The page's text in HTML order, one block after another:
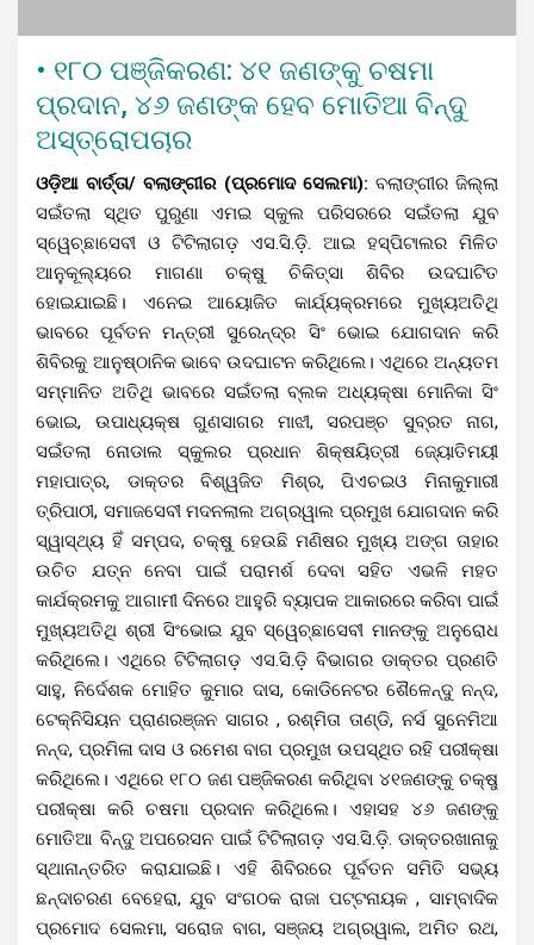
• ୧୮୦ ପଞ୍ଜିକରଣ: ୪୧ ଜଣଙ୍କୁ ଚଷମା
ପ୍ରଦାନ, ୪୬ ଜଣଙ୍କ ହେବ ମୋତିଆ ବିନ୍ଦୁ
ଅସ୍ତ୍ରୋପଚାର
ଓଡ଼ିଆ ବାର୍ତ୍ତା/ ବଲାଙ୍ଗୀର (ପ୍ରମୋଦ ସେଲମା): ବଲାଙ୍ଗୀର ଜିଲ୍ଲା
ସଇଁତଲା ସ୍ଥିତ ପୁରୁଣା ଏମଇ ସ୍କୁଲ ପରିସରରେ ସଇଁତଲା ଯୁବ
ସ୍ୱେଚ୍ଛାସେବୀ ଓ ଟିଟିଲାଗଡ଼ ଏସ.ସି.ଡ଼ି. ଆଇ ହସ୍ପିଟାଲର ମିଳିତ
ଆନୁକୂଲ୍ୟରେ ମାଗଣା ଚକ୍ଷୁ ଚିକିତ୍ସା ଶିବିର ଉଦଘାଟିତ
ହୋଇଯାଇଛି। ଏନେଇ ଆୟୋଜିତ କାର୍ଯ୍ୟକ୍ରମରେ ମୁଖ୍ୟଅତିଥି
ଭାବରେ ପୂର୍ବତନ ମନ୍ତ୍ରୀ ସୁରେନ୍ଦ୍ର ସିଂ ଭୋଇ ଯୋଗଦାନ କରି
ଶିବିରକୁ ଆନୁଷ୍ଠାନିକ ଭାବେ ଉଦଘାଟନ କରିଥିଲେ। ଏଥିରେ ଅନ୍ୟତମ
ସମ୍ମାନିତ ଅତିଥି ଭାବରେ ସଇଁତଲା ବ୍ଲକ ଅଧ୍ୟକ୍ଷା ମୋନିକା ସିଂ
ଭୋଇ, ଉପାଧ୍ୟକ୍ଷ ଗୁଣସାଗର ମାଝୀ, ସରପଞ୍ଚ ସୁବ୍ରତ ନାଗ,
ସଇଁତଲା ନୋଡାଲ ସ୍କୁଲର ପ୍ରଧାନ ଶିକ୍ଷୟିତ୍ରୀ ଜ୍ୟୋତିମୟୀ
ମହାପାତ୍ର, ଡାକ୍ତର ବିଶ୍ୱଜିତ ମିଶ୍ର, ପିଏଚଇଓ ମିନାକୁମାରୀ
ତ୍ରିପାଠୀ, ସମାଜସେବୀ ମଦନଲାଲ ଅଗ୍ରୱାଲ ପ୍ରମୁଖ ଯୋଗଦାନ କରି
ସ୍ୱାସ୍ଥ୍ୟ ହିଁ ସମ୍ପଦ, ଚକ୍ଷୁ ହେଉଛି ମଣିଷର ମୁଖ୍ୟ ଅଙ୍ଗ ତାହାର
ଉଚିତ ଯତ୍ନ ନେବା ପାଇଁ ପରାମର୍ଶ ଦେବା ସହିତ ଏଭଳି ମହତ
କାର୍ଯକ୍ରମକୁ ଆଗାମୀ ଦିନରେ ଆହୁରି ବ୍ୟାପକ ଆକାରରେ କରିବା ପାଇଁ
ମୁଖ୍ୟଅତିଥି ଶ୍ରୀ ସିଂଭୋଇ ଯୁବ ସ୍ୱେଚ୍ଛାସେବୀ ମାନଙ୍କୁ ଅନୁରୋଧ
କରିଥିଲେ। ଏଥିରେ ଟିଟିଲାଗଡ଼ ଏସ.ସି.ଡ଼ି ବିଭାଗର ଡାକ୍ତର ପ୍ରଣତି
ସାହୁ, ନିର୍ଦେଶକ ମୋହିତ କୁମାର ଦାସ, କୋଡିନେଟର ଶୈଳେନ୍ଦୁ ନନ୍ଦ,
ଟେକ୍ନିସିୟନ ପ୍ରାଣରଞ୍ଜନ ସାଗର , ରଶ୍ମିତା ତାଣ୍ଡି, ନର୍ସ ସୁନେମିଆ
ନନ୍ଦ, ପ୍ରମିଳା ଦାସ ଓ ରମେଶ ବାଗ ପ୍ରମୁଖ ଉପସ୍ଥିତ ରହି ପରୀକ୍ଷା
କରିଥିଲେ। ଏଥିରେ ୧୮୦ ଜଣ ପଞ୍ଜିକରଣ କରିଥିବା ୪୧ଜଣଙ୍କୁ ଚକ୍ଷୁ
ପରୀକ୍ଷା କରି ଚଷମା ପ୍ରଦାନ କରିଥିଲେ। ଏହାସହ ୪୬ ଜଣଙ୍କୁ
ମୋତିଆ ବିନ୍ଦୁ ଅପରେସନ ପାଇଁ ଟିଟିଲାଗଡ଼ ଏସ.ସି.ଡ଼ି. ଡାକ୍ତରଖାନାକୁ
ସ୍ଥାନାନ୍ତରିତ କରାଯାଇଛି। ଏହି ଶିବିରରେ ପୂର୍ବତନ ସମିତି ସଭ୍ୟ
ଛନ୍ଦାଚରଣ ବେହେରା, ଯୁବ ସଂଗଠକ ରାଜା ପଟ୍ଟନାୟକ , ସାମ୍ବାଦିକ
ପ୍ରମୋଦ ସେଲମା, ସରୋଜ ବାଗ, ସଞ୍ଜୟ ଅଗ୍ରୱାଲ, ଅମିତ ରଥ,